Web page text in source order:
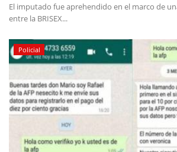
El imputado fue aprehendido en el marco de
entre la BRISEX...
Policial